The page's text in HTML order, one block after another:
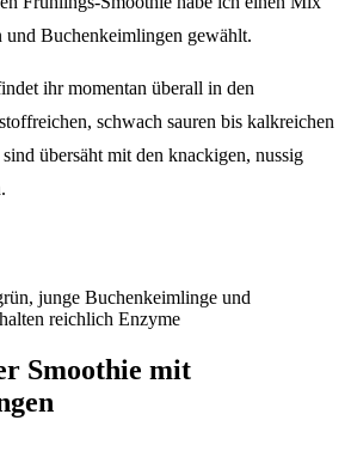
und Buchenkeimlingen gewählt.
ihr momentan überall in den
schwach sauren bis kalkreichen
übersäht mit den knackigen, nussig
junge Buchenkeimlinge und
reichlich Enzyme
Smoothie mit